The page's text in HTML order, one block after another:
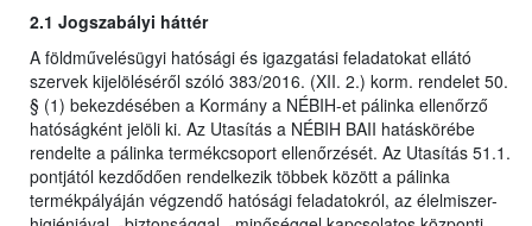
2.1 Jogszabályi háttér
A földművelésügyi hatósági és igazgatási feladatokat ellátó
szervek kijelöléséről szóló 383/2016. (XII. 2.) korm. rendelet 50.
§ (1) bekezdésében a Kormány a NÉBIH-et pálinka ellenőrző
hatóságként jelöli ki. Az Utasítás a NÉBIH BAII hatáskörébe
rendelte a pálinka termékcsoport ellenőrzését. Az Utasítás 51.1.
pontjától kezdődően rendelkezik többek között a pálinka
termékpályáján végzendő hatósági feladatokról, az élelmiszer-